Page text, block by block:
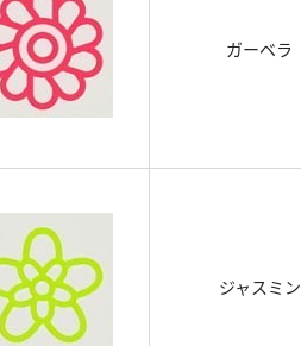
ガーベラ
ジャスミン